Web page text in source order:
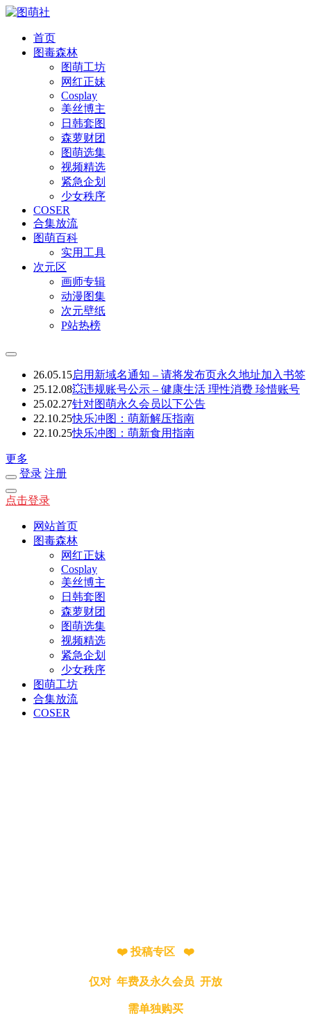
首页
图毒森林
图萌工坊
网红正妹
Cosplay
美丝博主
日韩套图
森萝财团
图萌选集
视频精选
紧急企划
少女秩序
COSER
合集放流
图萌百科
实用工具
次元区
画师专辑
动漫图集
次元壁纸
P站热榜
26.05.15启用新域名通知 – 请将发布页永久地址加入书签
25.12.08💥违规账号公示 – 健康生活 理性消费 珍惜账号
25.02.27针对图萌永久会员以下公告
22.10.25快乐冲图：萌新解压指南
22.10.25快乐冲图：萌新食用指南
更多
登录 注册
点击登录
网站首页
图毒森林
网红正妹
Cosplay
美丝博主
日韩套图
森萝财团
图萌选集
视频精选
紧急企划
少女秩序
图萌工坊
合集放流
COSER
❤️ 投稿专区 ❤️
仅对 年费及永久会员 开放
需单独购买